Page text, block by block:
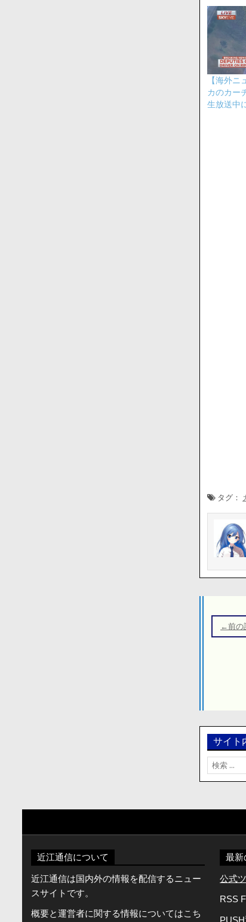
【海外ニ
カのカー
生放送中
タグ：
稿
ナ
ョ
ン
←前の
サイト
検
索:
近江通信について
近江通信は国内外の情報を配信するニュー
スサイトです。
概要と運営者に関する情報についてはこち
最新
公式
RSS